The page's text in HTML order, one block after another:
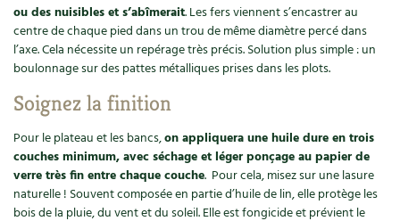
ou des nuisibles et s’abîmerait. Les fers viennent s’encastrer au
centre de chaque pied dans un trou de même diamètre percé dans
l’axe. Cela nécessite un repérage très précis. Solution plus simple : un
boulonnage sur des pattes métalliques prises dans les plots.
Soignez la finition
Pour le plateau et les bancs,on appliquera une huile dure en trois
couches minimum, avec séchage et léger ponçage au papier de
verre très fin entre chaque couche. Pour cela, misez sur une lasure
naturelle ! Souvent composée en partie d’huile de lin, elle protège les
bois de la pluie, du vent et du soleil. Elle est fongicide et prévient le